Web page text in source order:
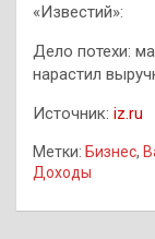
«Известий»:
Дело потехи:
нарастил
Источник: iz.ru
Метки: Бизнес,
Доходы